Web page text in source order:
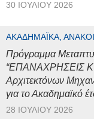
30 ΙΟΥΛΊΟΥ 2026
ΑΚΑΔΗΜΑΪΚΆ,
Πρόγραμμα
“ΕΠΑΝΑΧΡΗΣΕΙΣ
Αρχιτεκτόνων
για το Ακαδημαϊκό
28 ΙΟΥΛΊΟΥ 2026